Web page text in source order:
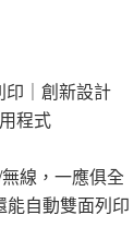
印｜創新設計
程式
線，一應俱全
能自動雙面列印